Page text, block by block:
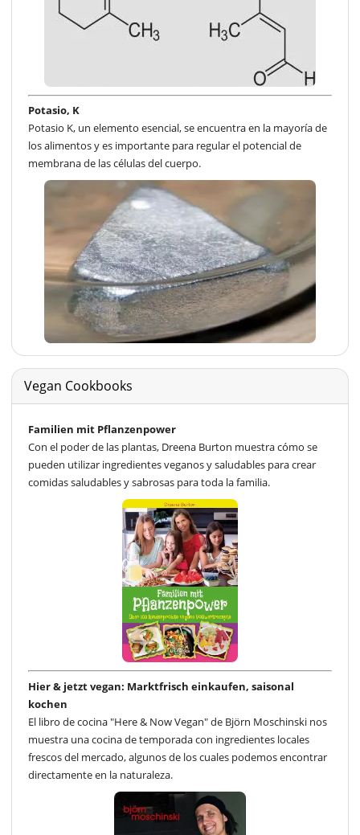
Potasio, K
Potasio K, un elemento esencial, se encuentra en la mayoría de
los alimentos y es importante para regular el potencial de
membrana de las células del cuerpo.
Vegan Cookbooks
Familien mit Pflanzenpower
Con el poder de las plantas, Dreena Burton muestra cómo se
pueden utilizar ingredientes veganos y saludables para crear
comidas saludables y sabrosas para toda la familia.
Hier & jetzt vegan: Marktfrisch einkaufen, saisonal
kochen
El libro de cocina "Here & Now Vegan" de Björn Moschinski nos
muestra una cocina de temporada con ingredientes locales
frescos del mercado, algunos de los cuales podemos encontrar
directamente en la naturaleza.